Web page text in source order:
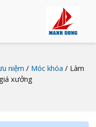
niệm / Móc khóa / Làm
xưởng